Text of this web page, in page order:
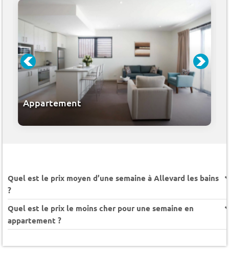
Appartement
Quel est le prix moyen d’une semaine à Allevard les bains
?
Quel est le prix le moins cher pour une semaine en
appartement ?